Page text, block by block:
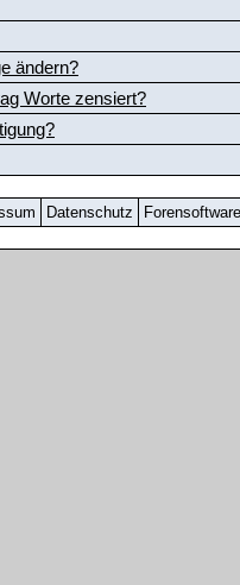
ändern?
Worte zensiert?
Datenschutz